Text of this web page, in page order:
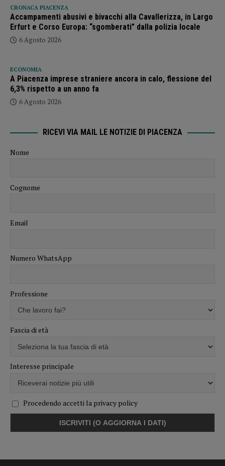
CRONACA PIACENZA
Accampamenti abusivi e bivacchi alla Cavallerizza, in Largo
Erfurt e Corso Europa: “sgomberati” dalla polizia locale
6 Agosto 2026
ECONOMIA
A Piacenza imprese straniere ancora in calo, flessione del
6,3% rispetto a un anno fa
6 Agosto 2026
RICEVI VIA MAIL LE NOTIZIE DI PIACENZA
Nome
Cognome
Email
Numero WhatsApp
Professione
Fascia di età
Interesse principale
Procedendo accetti la privacy policy